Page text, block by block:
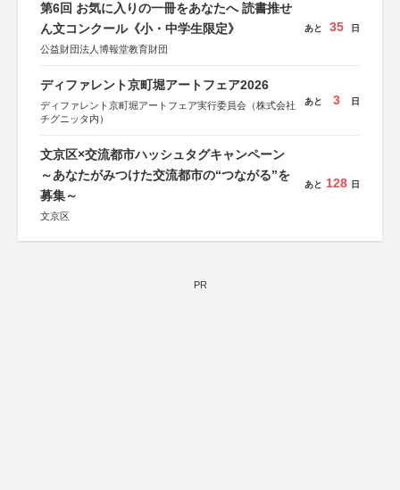
第6回 お気に入りの一冊をあなたへ 読書推せ
ん文コンクール《小・中学生限定》
公益財団法人博報堂教育財団
あと 35 日
ディファレント京町堀アートフェア2026
ディファレント京町堀アートフェア実行委員会（株式会社
チグニッタ内）
あと 3 日
文京区×交流都市ハッシュタグキャンペーン
～あなたがみつけた交流都市の“つながる”を
募集～
文京区
あと 128 日
PR